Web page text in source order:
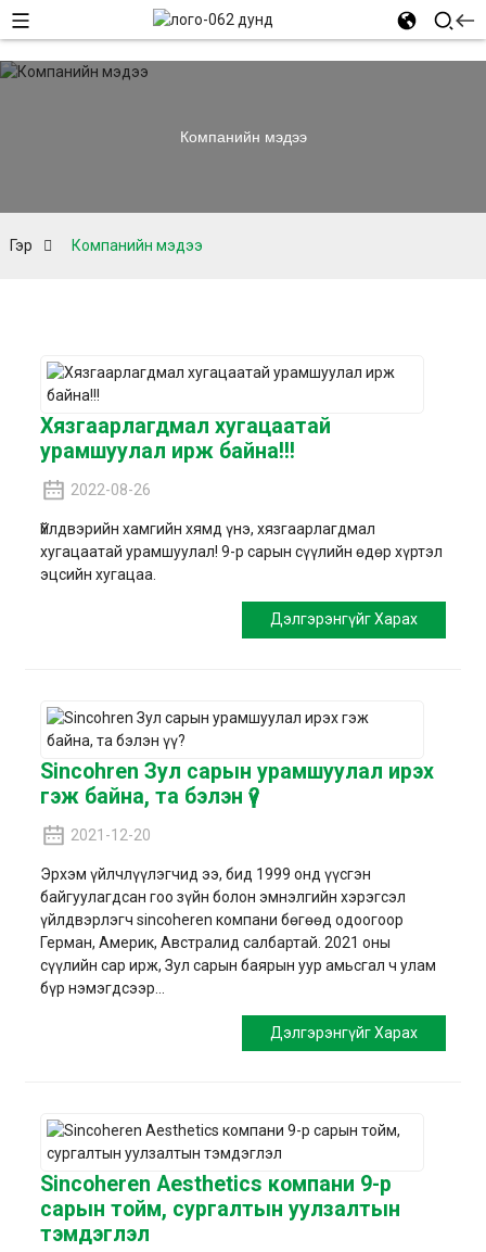
Компанийн мэдээ
Гэр Компанийн мэдээ
Хязгаарлагдмал хугацаатай
урамшуулал ирж байна!!!
2022-08-26
Үйлдвэрийн хамгийн хямд үнэ, хязгаарлагдмал
хугацаатай урамшуулал! 9-р сарын сүүлийн өдөр хүртэл
эцсийн хугацаа.
Дэлгэрэнгүйг Харах
Sincohren Зул сарын урамшуулал ирэх
гэж байна, та бэлэн үү?
2021-12-20
Эрхэм үйлчлүүлэгчид ээ, бид 1999 онд үүсгэн
байгуулагдсан гоо зүйн болон эмнэлгийн хэрэгсэл
үйлдвэрлэгч sincoheren компани бөгөөд одоогоор
Герман, Америк, Австралид салбартай. 2021 оны
сүүлийн сар ирж, Зул сарын баярын уур амьсгал ч улам
бүр нэмэгдсээр...
Дэлгэрэнгүйг Харах
Sincoheren Aesthetics компани 9-р
сарын тойм, сургалтын уулзалтын
тэмдэглэл